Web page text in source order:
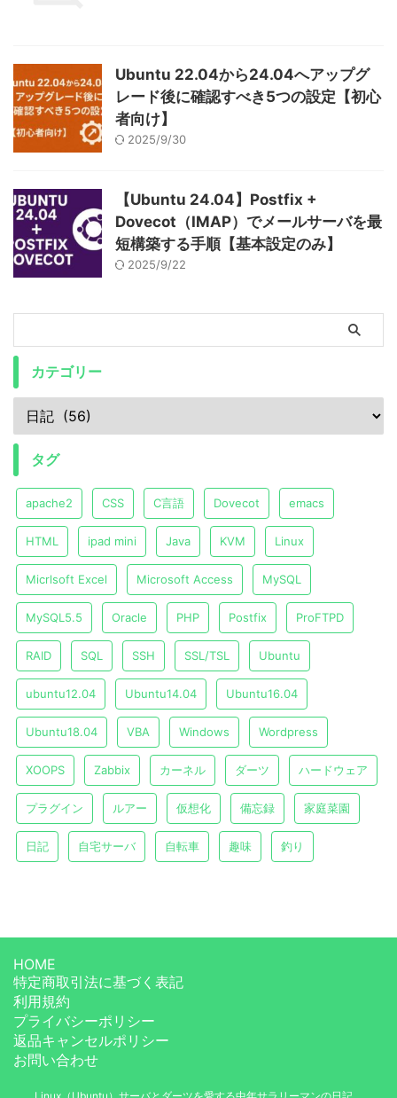
Ubuntu 22.04から24.04へアップグ
レード後に確認すべき5つの設定【初心
者向け】
2025/9/30
【Ubuntu 24.04】Postfix +
Dovecot（IMAP）でメールサーバを最
短構築する手順【基本設定のみ】
2025/9/22
カテゴリー
タグ
apache2 CSS C言語 Dovecot emacs
HTML ipad mini Java KVM Linux
Micrlsoft Excel Microsoft Access MySQL
MySQL5.5 Oracle PHP Postfix ProFTPD
RAID SQL SSH SSL/TSL Ubuntu
ubuntu12.04 Ubuntu14.04 Ubuntu16.04
Ubuntu18.04 VBA Windows Wordpress
XOOPS Zabbix カーネル ダーツ ハードウェア
プラグイン ルアー 仮想化 備忘録 家庭菜園
日記 自宅サーバ 自転車 趣味 釣り
HOME
特定商取引法に基づく表記
利用規約
プライバシーポリシー
返品キャンセルポリシー
お問い合わせ